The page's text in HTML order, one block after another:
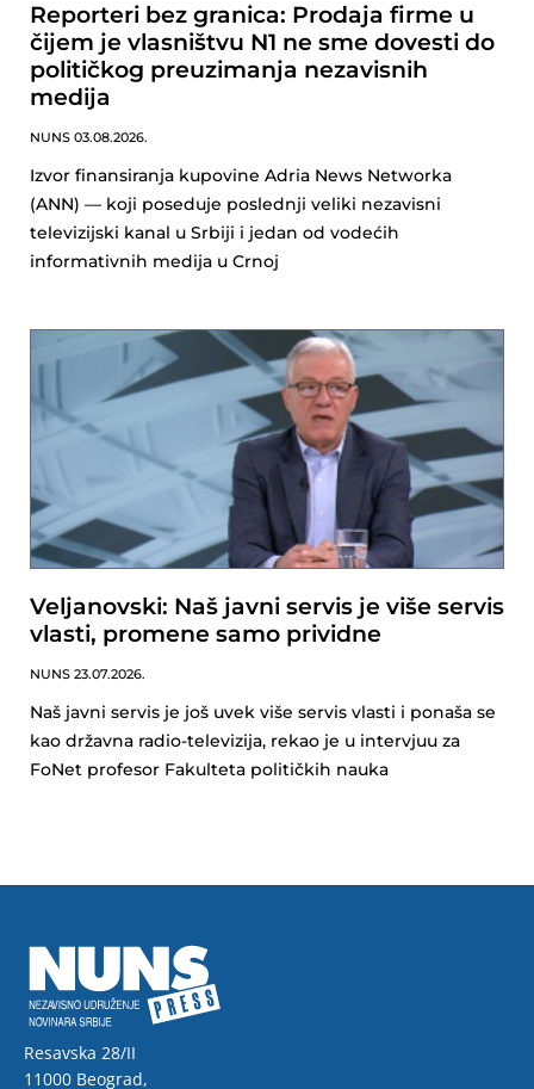
Reporteri bez granica: Prodaja firme u
čijem je vlasništvu N1 ne sme dovesti do
političkog preuzimanja nezavisnih
medija
NUNS 03.08.2026.
Izvor finansiranja kupovine Adria News Networka
(ANN) — koji poseduje poslednji veliki nezavisni
televizijski kanal u Srbiji i jedan od vodećih
informativnih medija u Crnoj
Veljanovski: Naš javni servis je više servis
vlasti, promene samo prividne
NUNS 23.07.2026.
Naš javni servis je još uvek više servis vlasti i ponaša se
kao državna radio-televizija, rekao je u intervjuu za
FoNet profesor Fakulteta političkih nauka
Resavska 28/II
11000 Beograd,